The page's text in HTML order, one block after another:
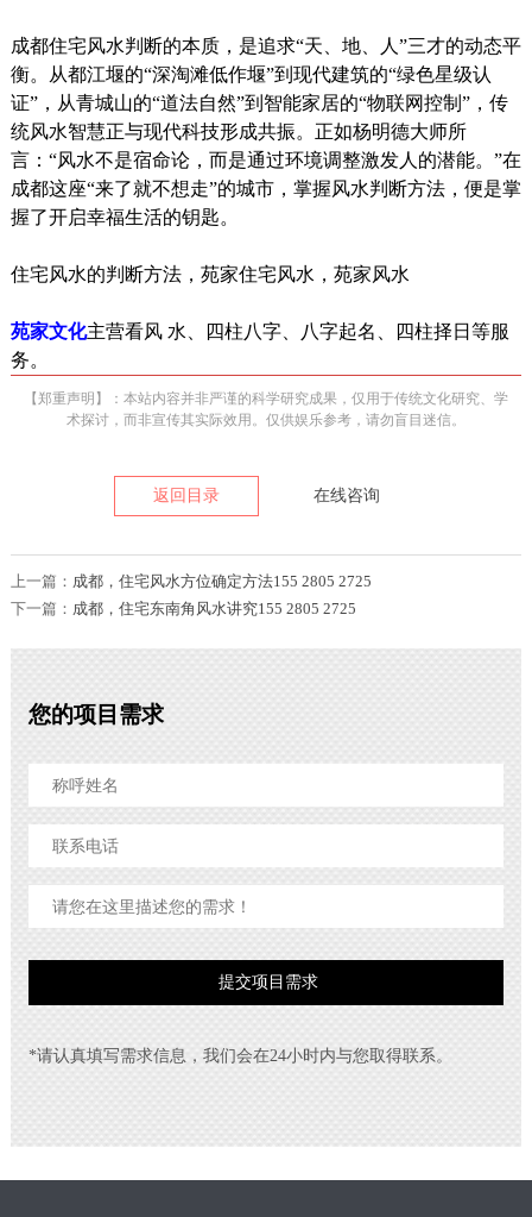
成都住宅风水判断的本质，是追求“天、地、人”三才的动态平
衡。从都江堰的“深淘滩低作堰”到现代建筑的“绿色星级认
证”，从青城山的“道法自然”到智能家居的“物联网控制”，传
统风水智慧正与现代科技形成共振。正如杨明德大师所
言：“风水不是宿命论，而是通过环境调整激发人的潜能。”在
成都这座“来了就不想走”的城市，掌握风水判断方法，便是掌
握了开启幸福生活的钥匙。
住宅风水的判断方法，苑家住宅风水，苑家风水
苑家文化主营看风 水、四柱八字、八字起名、四柱择日等服
务。
【郑重声明】：本站内容并非严谨的科学研究成果，仅用于传统文化研究、学
术探讨，而非宣传其实际效用。仅供娱乐参考，请勿盲目迷信。
返回目录 在线咨询
上一篇： 成都，住宅风水方位确定方法155 2805 2725
下一篇： 成都，住宅东南角风水讲究155 2805 2725
您的项目需求
*请认真填写需求信息，我们会在24小时内与您取得联系。